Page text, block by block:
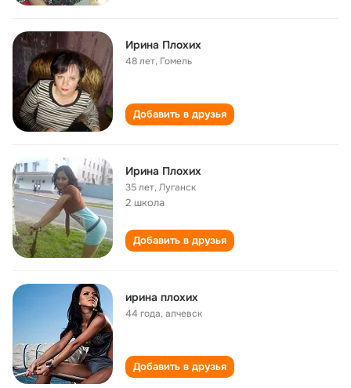
Ирина Плoхих
48 лет, Гомель
Добавить в друзья
Ирина Плохих
35 лет,Луганск
2 школа
Добавить в друзья
ирина плохих
44 года,алчевск
Добавить в друзья